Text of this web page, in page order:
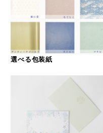
選べる包装紙